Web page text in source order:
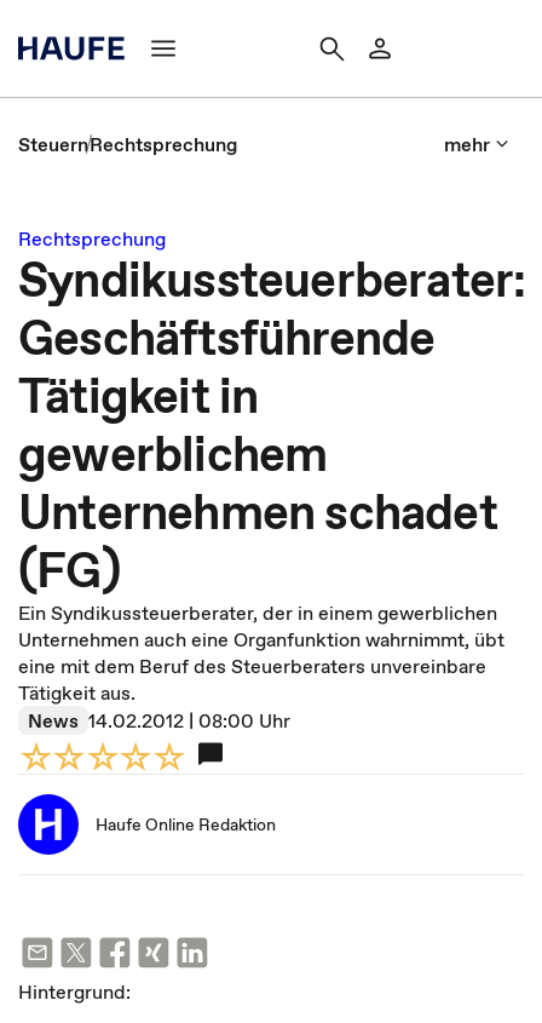
SteuernRechtsprechung mehr
Rechtsprechung
Syndikussteuerberater:
Geschäftsführende
Tätigkeit in
gewerblichem
Unternehmen schadet
(FG)
Ein Syndikussteuerberater, der in einem gewerblichen
Unternehmen auch eine Organfunktion wahrnimmt, übt
eine mit dem Beruf des Steuerberaters unvereinbare
Tätigkeit aus.
News 14.02.2012 | 08:00 Uhr
Haufe Online Redaktion
Hintergrund: